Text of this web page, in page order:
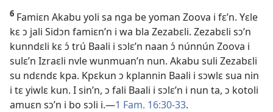
6 Famiɛn Akabu yoli sa nga be yoman Zoova i fɛ’n. Yɛle
kɛ ɔ jali Sidɔn famiɛn’n i wa bla Zezabɛli. Zezabɛli sɔ’n
kunndɛli kɛ ɔ́ trú Baali i sɔlɛ’n naan ɔ́ núnnún Zoova i
sulɛ’n Izraɛli nvle wunmuan’n nun. Akabu suli Zezabɛli
su ndɛndɛ kpa. Kpɛkun ɔ kplannin Baali i sɔwlɛ sua nin
i tɛ yiwlɛ kun. I sin’n, ɔ fali Baali i sɔlɛ’n i nun ta, ɔ kotoli
amuɛn sɔ’n i bo sɔli i.​—1 Fam. 16:30-33.